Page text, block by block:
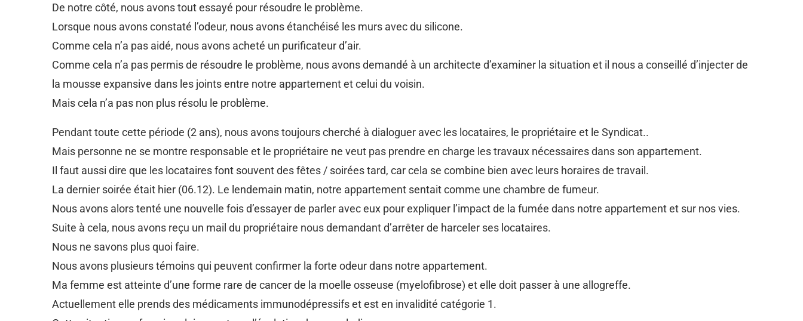
De notre côté, nous avons tout essayé pour résoudre le problème.
Lorsque nous avons constaté l’odeur, nous avons étanchéisé les murs avec du silicone.
Comme cela n’a pas aidé, nous avons acheté un purificateur d’air.
Comme cela n’a pas permis de résoudre le problème, nous avons demandé à un architecte d’examiner la situation et il nous a conseillé d’injecter de
la mousse expansive dans les joints entre notre appartement et celui du voisin.
Mais cela n’a pas non plus résolu le problème.
Pendant toute cette période (2 ans), nous avons toujours cherché à dialoguer avec les locataires, le propriétaire et le Syndicat..
Mais personne ne se montre responsable et le propriétaire ne veut pas prendre en charge les travaux nécessaires dans son appartement.
Il faut aussi dire que les locataires font souvent des fêtes / soirées tard, car cela se combine bien avec leurs horaires de travail.
La dernier soirée était hier (06.12). Le lendemain matin, notre appartement sentait comme une chambre de fumeur.
Nous avons alors tenté une nouvelle fois d’essayer de parler avec eux pour expliquer l’impact de la fumée dans notre appartement et sur nos vies.
Suite à cela, nous avons reçu un mail du propriétaire nous demandant d’arrêter de harceler ses locataires.
Nous ne savons plus quoi faire.
Nous avons plusieurs témoins qui peuvent confirmer la forte odeur dans notre appartement.
Ma femme est atteinte d’une forme rare de cancer de la moelle osseuse (myelofibrose) et elle doit passer à une allogreffe.
Actuellement elle prends des médicaments immunodépressifs et est en invalidité catégorie 1.